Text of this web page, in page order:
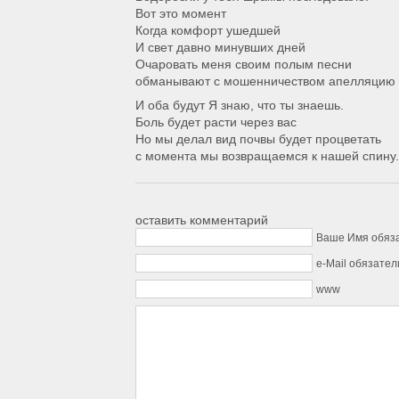
Вот это момент
Когда комфорт ушедшей
И свет давно минувших дней
Очаровать меня своим полым песни
обманывают с мошенничеством апелляцию
И оба будут Я знаю, что ты знаешь.
Боль будет расти через вас
Но мы делал вид почвы будет процветать
с момента мы возвращаемся к нашей спину.
оставить комментарий
Ваше Имя
e-Mail
www